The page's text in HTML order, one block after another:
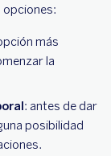
opciones:
más
la
: antes de dar
posibilidad